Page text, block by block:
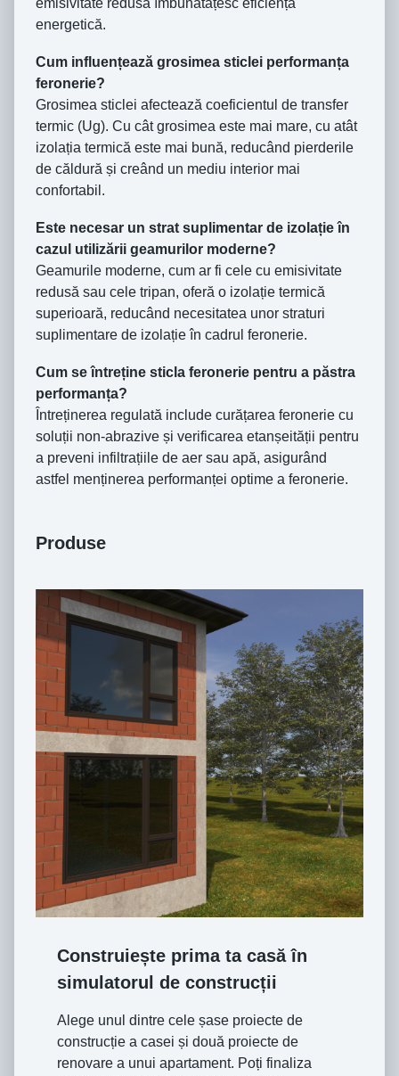
emisivitate redusă îmbunătățesc eficiența
energetică.
Cum influențează grosimea sticlei performanța
feronerie?
Grosimea sticlei afectează coeficientul de transfer
termic (Ug). Cu cât grosimea este mai mare, cu atât
izolația termică este mai bună, reducând pierderile
de căldură și creând un mediu interior mai
confortabil.
Este necesar un strat suplimentar de izolație în
cazul utilizării geamurilor moderne?
Geamurile moderne, cum ar fi cele cu emisivitate
redusă sau cele tripan, oferă o izolație termică
superioară, reducând necesitatea unor straturi
suplimentare de izolație în cadrul feronerie.
Cum se întreține sticla feronerie pentru a păstra
performanța?
Întreținerea regulată include curățarea feronerie cu
soluții non-abrazive și verificarea etanșeității pentru
a preveni infiltrațiile de aer sau apă, asigurând
astfel menținerea performanței optime a feronerie.
Produse
Construiește prima ta casă în
simulatorul de construcții
Alege unul dintre cele șase proiecte de
construcție a casei și două proiecte de
renovare a unui apartament. Poți finaliza